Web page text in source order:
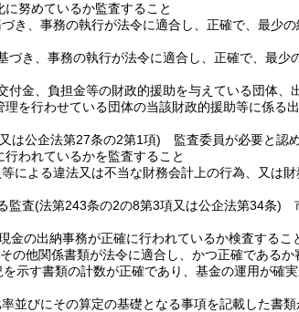
努めているか監査すること
き、事務の執行が法令に適合し、正確で、最少
き、事務の執行が法令に適合し、正確で、最少
付金、負担金等の財政的援助を与えている団体、
を行わせている団体の当該財政的援助等に係る
は公企法第27条の2第1項) 監査委員が必要と認
われているかを監査すること
による違法又は不当な財務会計上の行為、又は
監査(法第243条の2の8第3項又は公企法第34条)
金の出納事務が正確に行われているか検査するこ
の他関係書類が法令に適合し、かつ正確であるか
示す書類の計数が正確であり、基金の運用が確
並びにその算定の基礎となる事項を記載した書